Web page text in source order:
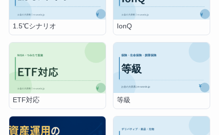
1.5℃シナリオ IonQ
ETF対応 等級